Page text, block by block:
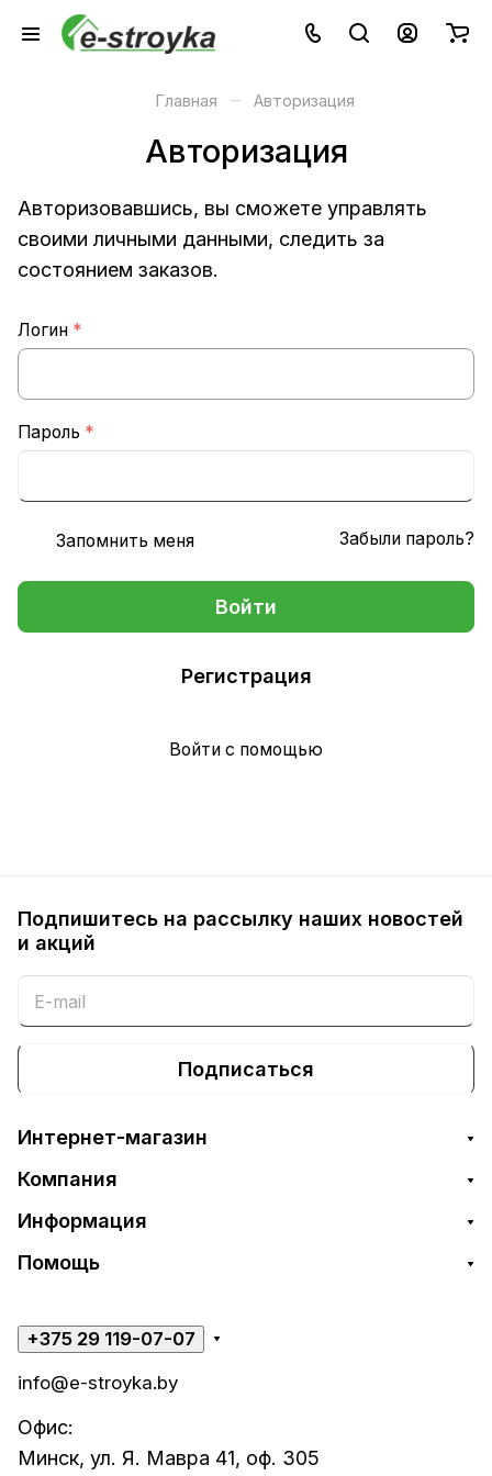
Главная – Авторизация
Авторизация
Авторизовавшись, вы сможете управлять
своими личными данными, следить за
состоянием заказов.
Логин *
Пароль *
Запомнить меня Забыли пароль?
Войти
Регистрация
Войти с помощью
Подпишитесь на рассылку наших новостей
и акций
Подписаться
Интернет-магазин
Компания
Информация
Помощь
+375 29 119-07-07
info@e-stroyka.by
Офис:
Минск, ул. Я. Мавра 41, оф. 305